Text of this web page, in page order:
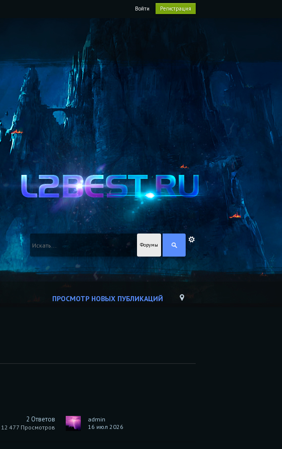
Войти Регистрация
Форумы
ПРОСМОТР НОВЫХ ПУБЛИКАЦИЙ
2 Ответов
12 477 Просмотров
admin
16 июл 2026